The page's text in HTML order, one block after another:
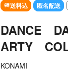
送料込 匿名配送
DANCE
ARTY
KONAMI